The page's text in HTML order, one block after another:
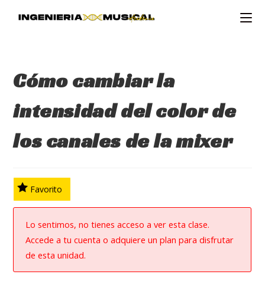
Cómo cambiar la
intensidad del color de
los canales de la mixer
Favorito
Lo sentimos, no tienes acceso a ver esta clase.
Accede a tu cuenta o adquiere un plan para disfrutar
de esta unidad.